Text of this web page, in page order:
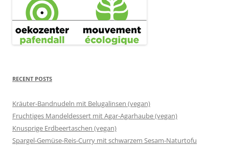
RECENT POSTS
Kräuter-Bandnudeln mit Belugalinsen (vegan)
Fruchtiges Mandeldessert mit Agar-Agarhaube (vegan)
Knusprige Erdbeertaschen (vegan)
Spargel-Gemüse-Reis-Curry mit schwarzem Sesam-Naturtofu